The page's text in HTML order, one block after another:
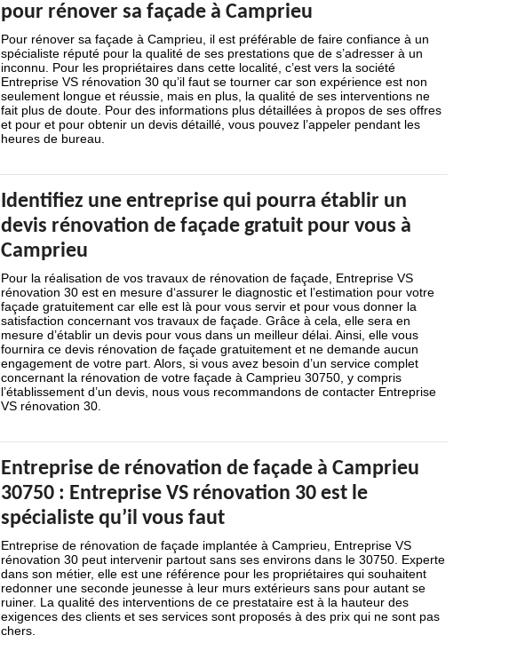
pour rénover sa façade à Camprieu
Pour rénover sa façade à Camprieu, il est préférable de faire confiance à un
spécialiste réputé pour la qualité de ses prestations que de s’adresser à un
inconnu. Pour les propriétaires dans cette localité, c’est vers la société
Entreprise VS rénovation 30 qu’il faut se tourner car son expérience est non
seulement longue et réussie, mais en plus, la qualité de ses interventions ne
fait plus de doute. Pour des informations plus détaillées à propos de ses offres
et pour et pour obtenir un devis détaillé, vous pouvez l’appeler pendant les
heures de bureau.
Identifiez une entreprise qui pourra établir un
devis rénovation de façade gratuit pour vous à
Camprieu
Pour la réalisation de vos travaux de rénovation de façade, Entreprise VS
rénovation 30 est en mesure d‘assurer le diagnostic et l’estimation pour votre
façade gratuitement car elle est là pour vous servir et pour vous donner la
satisfaction concernant vos travaux de façade. Grâce à cela, elle sera en
mesure d’établir un devis pour vous dans un meilleur délai. Ainsi, elle vous
fournira ce devis rénovation de façade gratuitement et ne demande aucun
engagement de votre part. Alors, si vous avez besoin d’un service complet
concernant la rénovation de votre façade à Camprieu 30750, y compris
l’établissement d’un devis, nous vous recommandons de contacter Entreprise
VS rénovation 30.
Entreprise de rénovation de façade à Camprieu
30750 : Entreprise VS rénovation 30 est le
spécialiste qu’il vous faut
Entreprise de rénovation de façade implantée à Camprieu, Entreprise VS
rénovation 30 peut intervenir partout sans ses environs dans le 30750. Experte
dans son métier, elle est une référence pour les propriétaires qui souhaitent
redonner une seconde jeunesse à leur murs extérieurs sans pour autant se
ruiner. La qualité des interventions de ce prestataire est à la hauteur des
exigences des clients et ses services sont proposés à des prix qui ne sont pas
chers.